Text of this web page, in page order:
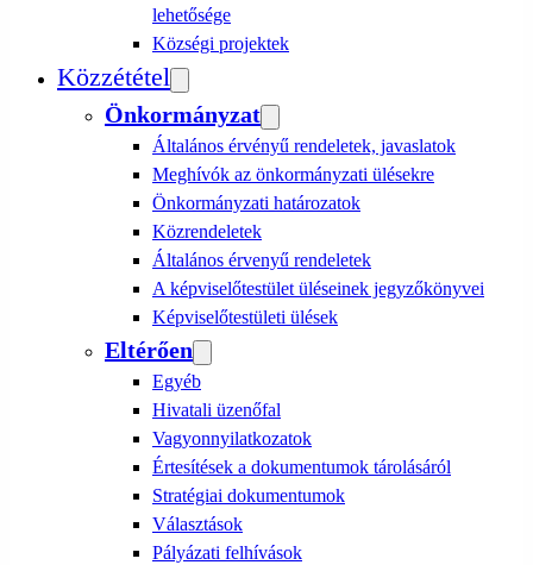
lehetősége
Községi projektek
Közzététel
Önkormányzat
Általános érvényű rendeletek, javaslatok
Meghívók az önkormányzati ülésekre
Önkormányzati határozatok
Közrendeletek
Általános érvenyű rendeletek
A képviselőtestület üléseinek jegyzőkönyvei
Képviselőtestületi ülések
Eltérően
Egyéb
Hivatali üzenőfal
Vagyonnyilatkozatok
Értesítések a dokumentumok tárolásáról
Stratégiai dokumentumok
Választások
Pályázati felhívások